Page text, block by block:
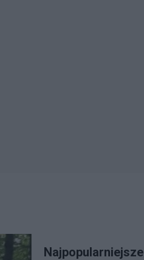
Najpopularniejsze